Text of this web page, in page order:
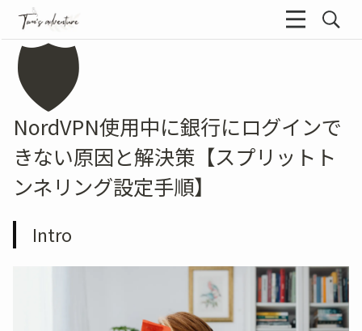
🛡️
NordVPN使用中に銀行にログインで
きない原因と解決策【スプリットト
ンネリング設定手順】
Intro